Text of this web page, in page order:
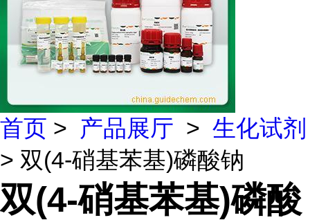
首页 > 产品展厅 > 生化试剂
> 双(4-硝基苯基)磷酸钠
双(4-硝基苯基)磷酸